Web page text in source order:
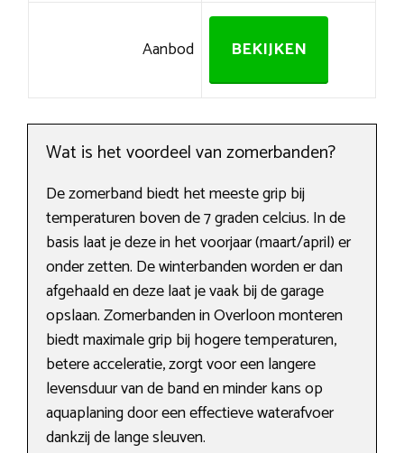
Aanbod BEKIJKEN
Wat is het voordeel van zomerbanden?
De zomerband biedt het meeste grip bij
temperaturen boven de 7 graden celcius. In de
basis laat je deze in het voorjaar (maart/april) er
onder zetten. De winterbanden worden er dan
afgehaald en deze laat je vaak bij de garage
opslaan. Zomerbanden in Overloon monteren
biedt maximale grip bij hogere temperaturen,
betere acceleratie, zorgt voor een langere
levensduur van de band en minder kans op
aquaplaning door een effectieve waterafvoer
dankzij de lange sleuven.